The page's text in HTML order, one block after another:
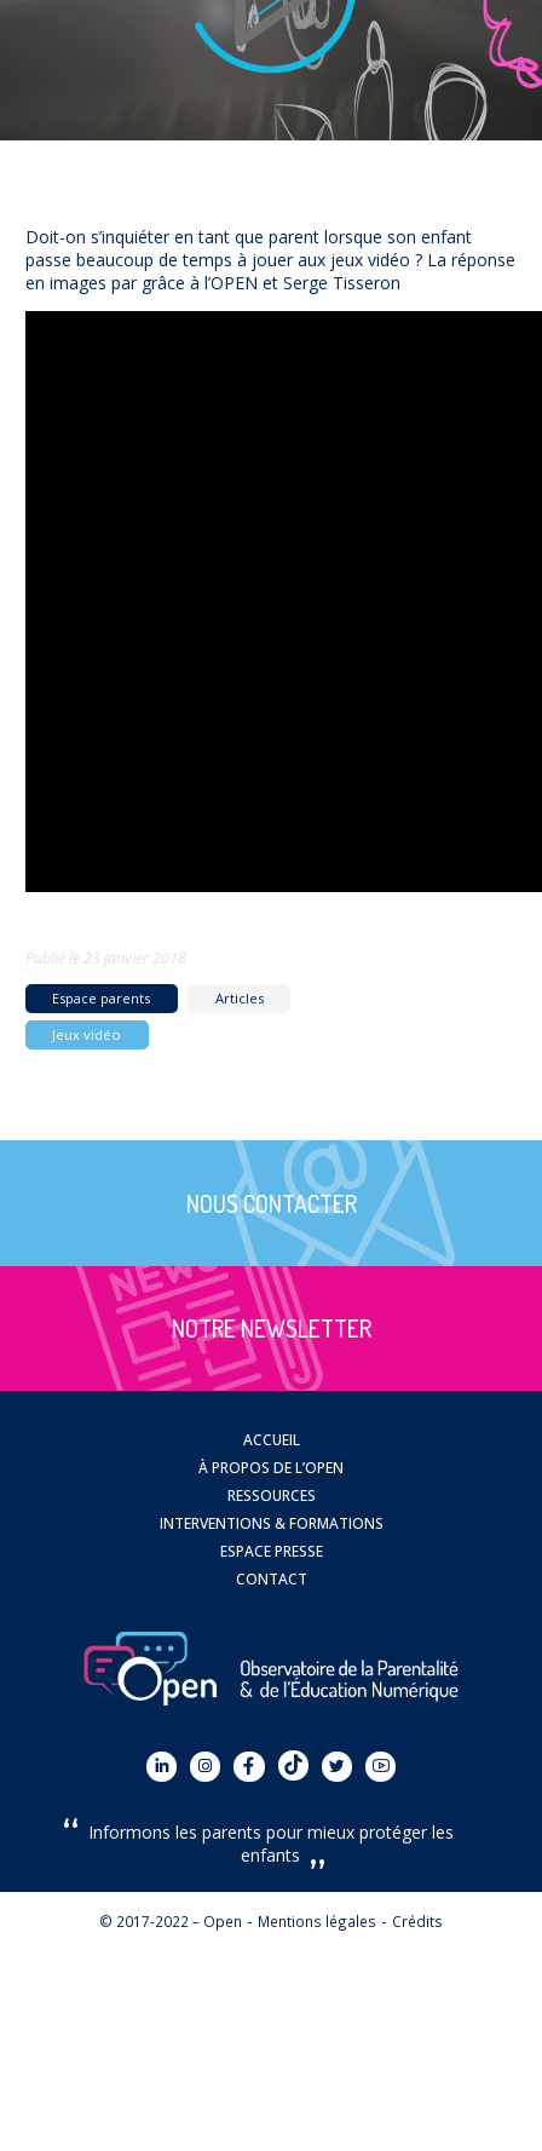
NUAJE : NUmérique et Appropriation par la Jeunesse
Parents Sentinelles des écrans
Pari Risqué : Prévenir l’addiction aux jeux d’argent en
Doit-on s’inquiéter en tant que parent lorsque son enfant
passe beaucoup de temps à jouer aux jeux vidéo ? La réponse
en images par grâce à l’OPEN et Serge Tisseron
Publié le23 janvier 2018
Espace parents
Articles
Jeux vidéo
NOUS CONTACTER
NOTRE NEWSLETTER
ACCUEIL
À PROPOS DE L’OPEN
RESSOURCES
INTERVENTIONS & FORMATIONS
ESPACE PRESSE
CONTACT
Informons les parents pour mieux protéger les
enfants
© 2017-2022 – Open Mentions légales Crédits